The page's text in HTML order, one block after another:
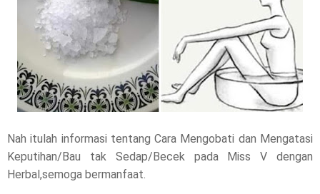
Nah itulah informasi tentang Cara Mengobati dan Mengatasi
Keputihan/Bau tak Sedap/Becek pada Miss V dengan
Herbal,semoga bermanfaat.